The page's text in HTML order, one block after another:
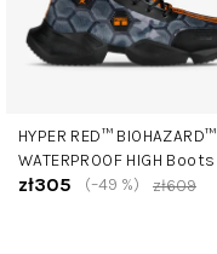
HYPER RED™ BIOHAZARD™
WATERPROOF HIGH Boots
zł305 zł609
(–49 %)